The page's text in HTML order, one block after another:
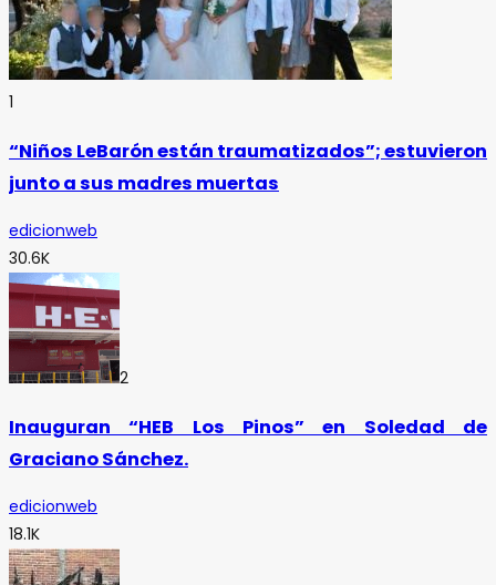
1
“Niños LeBarón están traumatizados”; estuvieron
junto a sus madres muertas
edicionweb
30.6K
2
Inauguran “HEB Los Pinos” en Soledad de
Graciano Sánchez.
edicionweb
18.1K